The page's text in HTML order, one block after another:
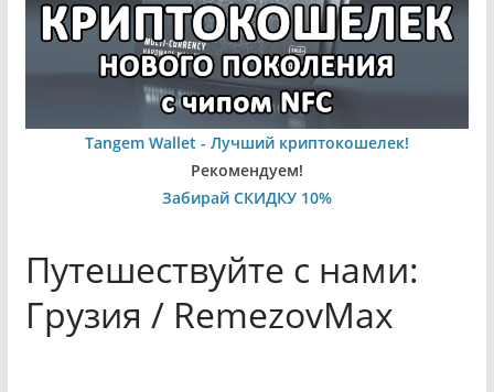
Tangem Wallet - Лучший криптокошелек!
Рекомендуем!
Забирай СКИДКУ 10%
Путешествуйте с нами:
Грузия / RemezovMax